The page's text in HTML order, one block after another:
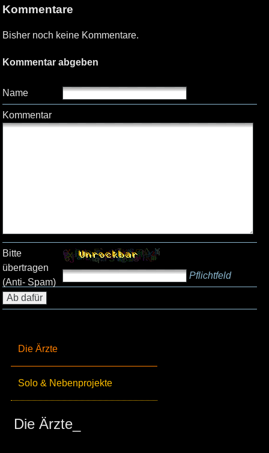
Die Ärzte
Solo & Nebenprojekte
Die Ärzte_
Kommentare
Bisher noch keine Kommentare.
Kommentar abgeben
Name
Kommentar
Bitte
übertragen
(Anti- Spam)
Pflichtfeld